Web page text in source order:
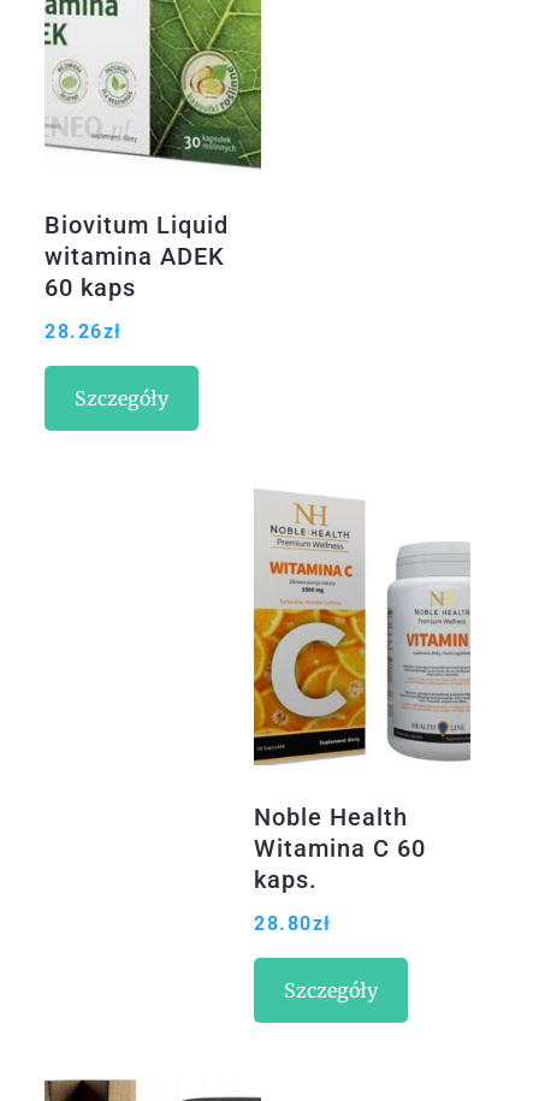
Biovitum Liquid
witamina ADEK
60 kaps
28.26zł
Szczegóły
Noble Health
Witamina C 60
kaps.
28.80zł
Szczegóły